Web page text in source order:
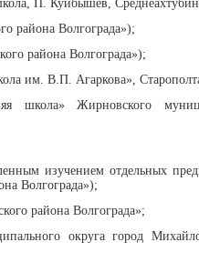
П. Куйбышев,
района Волгограда»);
района Волгограда»);
им. В.П. Агаркова»,
школа» Жирновского
изучением отдельных
Волгограда»);
района Волгограда»;
округа город